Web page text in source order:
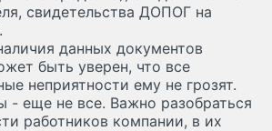
свидетельства ДОПОГ на
данных документов
быть уверен, что все
неприятности ему не грозят.
- еще не все. Важно разобраться
работников компании, в их